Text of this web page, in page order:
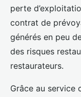
perte
contrat de
générés en peu
des risques
restaurateurs.
Grâce au service